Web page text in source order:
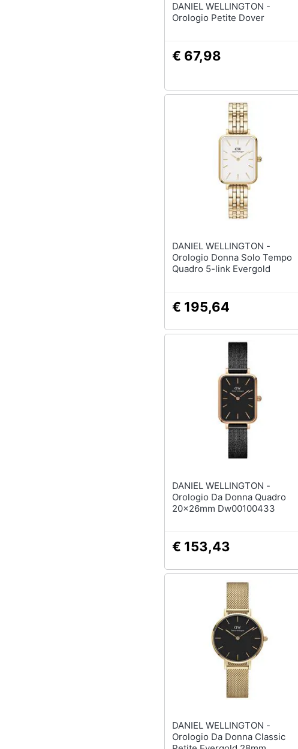
DANIEL WELLINGTON -
Orologio Petite Dover
€ 67,98
DANIEL WELLINGTON -
Orologio Donna Solo Tempo
Quadro 5-link Evergold
€ 195,64
DANIEL WELLINGTON -
Orologio Da Donna Quadro
20x26mm Dw00100433
€ 153,43
DANIEL WELLINGTON -
Orologio Da Donna Classic